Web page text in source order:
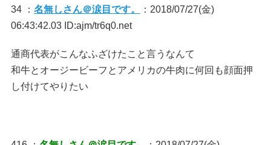
34 ： 名無しさん＠涙目です。
：2018/07/27(金)
06:43:42.03 ID:ajm/tr6q0.net
通商代表がこんなふざけたこと言うなんて
和牛とオージービーフとアメリカの牛肉に何回も顔面押
し付けてやりたい